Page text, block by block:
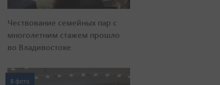
Чествование семейных пар с
многолетним стажем прошло
во Владивостоке
8 фото